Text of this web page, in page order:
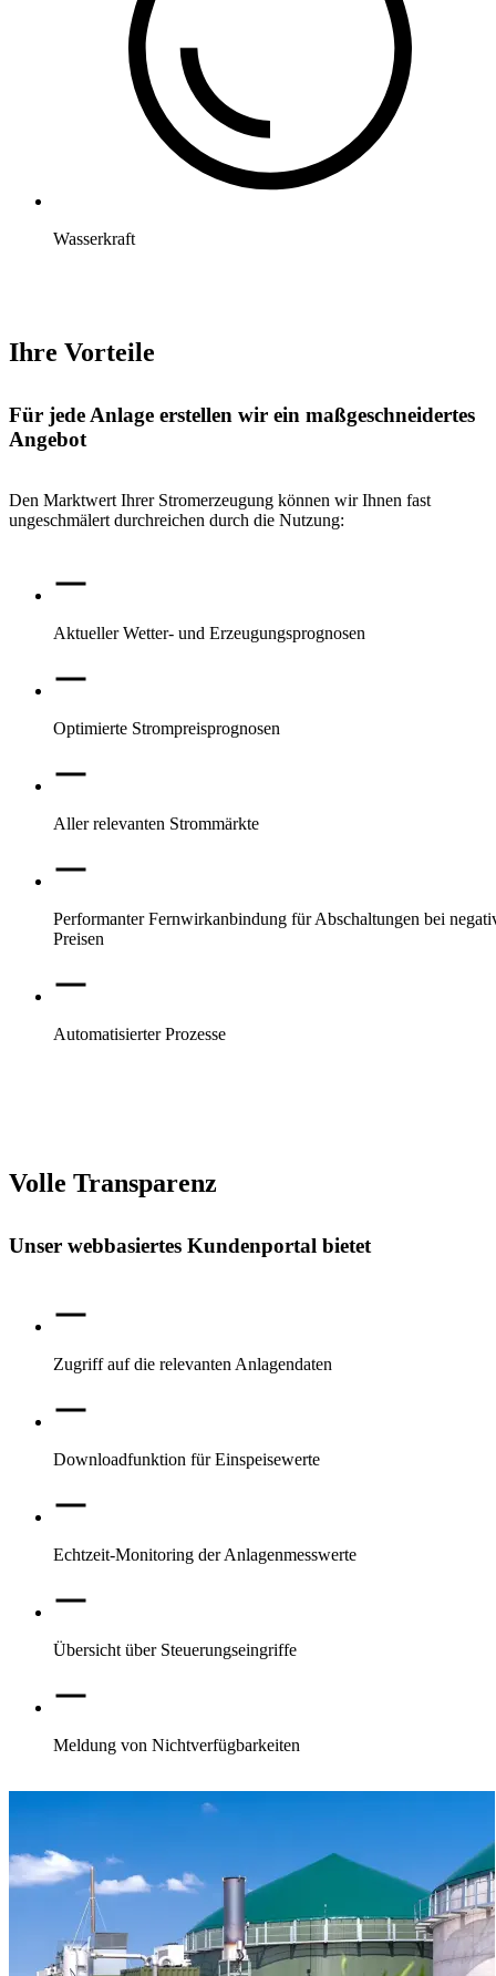
Wasserkraft
Ihre Vorteile
Für jede Anlage erstellen wir ein maßgeschneidertes
Angebot
Den Marktwert Ihrer Stromerzeugung können wir Ihnen fast
ungeschmälert durchreichen durch die Nutzung:
Aktueller Wetter- und Erzeugungsprognosen
Optimierte Strompreisprognosen
Aller relevanten Strommärkte
Performanter Fernwirkanbindung für Abschaltungen bei
Preisen
Automatisierter Prozesse
Volle Transparenz
Unser webbasiertes Kundenportal bietet
Zugriff auf die relevanten Anlagendaten
Downloadfunktion für Einspeisewerte
Echtzeit-Monitoring der Anlagenmesswerte
Übersicht über Steuerungseingriffe
Meldung von Nichtverfügbarkeiten